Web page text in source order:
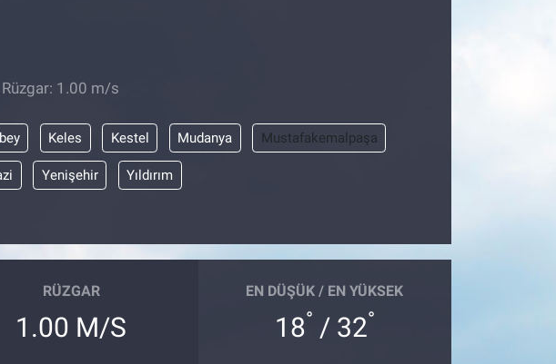
Rüzgar: 1.00 m/s
Keles Kestel Mudanya Mustafakemalpaşa
Yenişehir Yıldırım
RÜZGAR
1.00 M/S
EN DÜŞÜK / EN YÜKSEK
18° / 32°